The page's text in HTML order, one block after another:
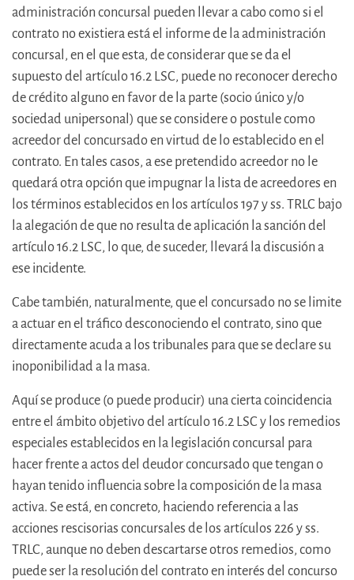
administración concursal pueden llevar a cabo como si el
contrato no existiera está el informe de la administración
concursal, en el que esta, de considerar que se da el
supuesto del artículo 16.2 LSC, puede no reconocer derecho
de crédito alguno en favor de la parte (socio único y/o
sociedad unipersonal) que se considere o postule como
acreedor del concursado en virtud de lo establecido en el
contrato. En tales casos, a ese pretendido acreedor no le
quedará otra opción que impugnar la lista de acreedores en
los términos establecidos en los artículos 197 y ss. TRLC bajo
la alegación de que no resulta de aplicación la sanción del
artículo 16.2 LSC, lo que, de suceder, llevará la discusión a
ese incidente.
Cabe también, naturalmente, que el concursado no se limite
a actuar en el tráfico desconociendo el contrato, sino que
directamente acuda a los tribunales para que se declare su
inoponibilidad a la masa.
Aquí se produce (o puede producir) una cierta coincidencia
entre el ámbito objetivo del artículo 16.2 LSC y los remedios
especiales establecidos en la legislación concursal para
hacer frente a actos del deudor concursado que tengan o
hayan tenido influencia sobre la composición de la masa
activa. Se está, en concreto, haciendo referencia a las
acciones rescisorias concursales de los artículos 226 y ss.
TRLC, aunque no deben descartarse otros remedios, como
puede ser la resolución del contrato en interés del concurso